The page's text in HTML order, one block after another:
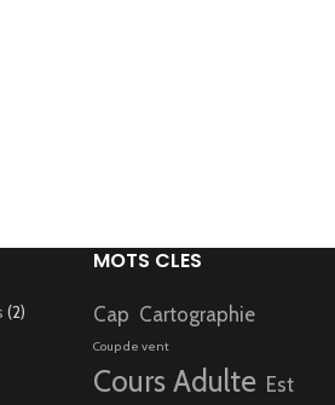
(2)
MOTS CLES
Cap Cartographie
Coup de vent
Cours Adulte Est